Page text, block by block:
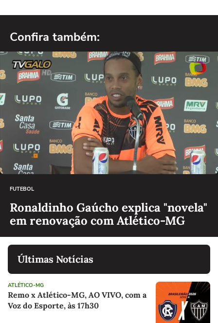
Confira também:
FUTEBOL
Ronaldinho Gaúcho explica "novela"
em renovação com Atlético-MG
Últimas Notícias
ATLÉTICO-MG
Remo x Atlético-MG, AO VIVO, com a
Voz do Esporte, às 17h30